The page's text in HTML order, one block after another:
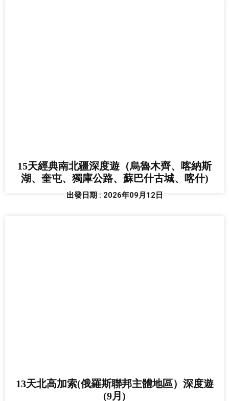
15天經典南北疆深度遊（烏魯木齊、喀納斯
湖、奎屯、獨庫公路、蘇巴什古城、喀什)
出發日期 : 2026年09月12日
13天北高加索(俄羅斯聯邦主體地區）深度遊
(9月)